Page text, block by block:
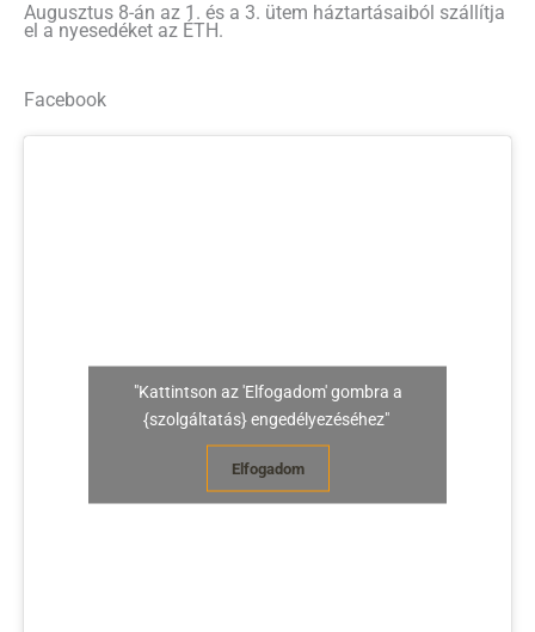
Augusztus 8-án az 1. és a 3. ütem háztartásaiból szállítja
el a nyesedéket az ÉTH.
Facebook
"Kattintson az 'Elfogadom' gombra a
{szolgáltatás} engedélyezéséhez"
Elfogadom